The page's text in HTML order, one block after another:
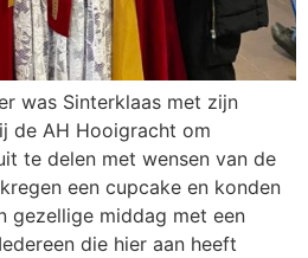
was Sinterklaas met zijn
de AH Hooigracht om
te delen met wensen van de
een cupcake en konden
gezellige middag met een
die hier aan heeft